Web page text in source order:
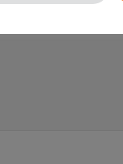
Beleid. Ik kan